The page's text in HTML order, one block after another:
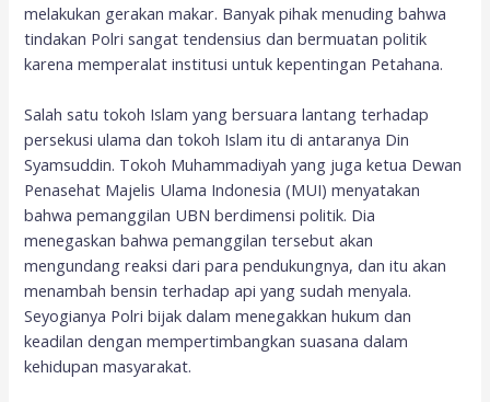
melakukan gerakan makar. Banyak pihak menuding bahwa
tindakan Polri sangat tendensius dan bermuatan politik
karena memperalat institusi untuk kepentingan Petahana.
Salah satu tokoh Islam yang bersuara lantang terhadap
persekusi ulama dan tokoh Islam itu di antaranya Din
Syamsuddin. Tokoh Muhammadiyah yang juga ketua Dewan
Penasehat Majelis Ulama Indonesia (MUI) menyatakan
bahwa pemanggilan UBN berdimensi politik. Dia
menegaskan bahwa pemanggilan tersebut akan
mengundang reaksi dari para pendukungnya, dan itu akan
menambah bensin terhadap api yang sudah menyala.
Seyogianya Polri bijak dalam menegakkan hukum dan
keadilan dengan mempertimbangkan suasana dalam
kehidupan masyarakat.